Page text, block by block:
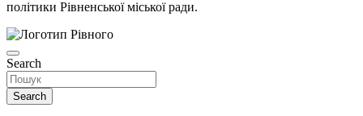
політики Рівненської міської ради.
Search
Search